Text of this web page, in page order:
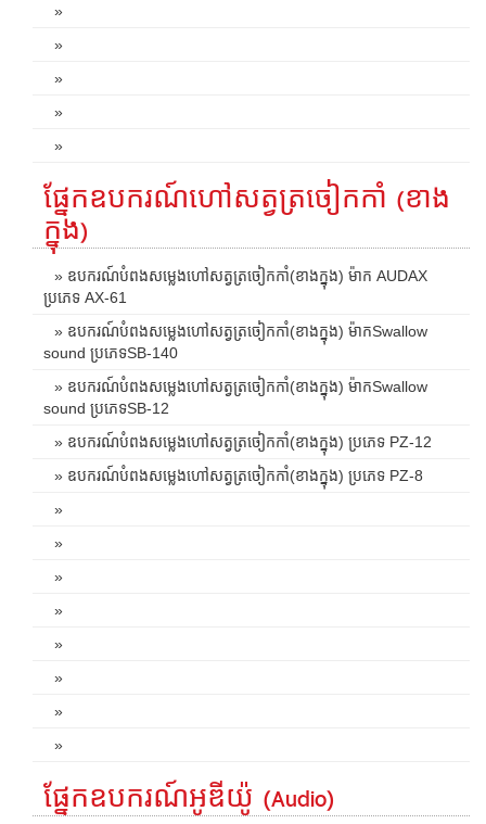
»
»
»
»
»
ផ្នែកឧបករណ៍ហៅសត្វត្រចៀកកាំ (ខាង
ក្នុង)
» ឧបករណ៍បំពងសម្លេងហៅសត្វត្រចៀកកាំ(ខាងក្នុង) ម៉ាក AUDAX
ប្រភេទ AX-61
» ឧបករណ៍បំពងសម្លេងហៅសត្វត្រចៀកកាំ(ខាងក្នុង) ម៉ាកSwallow
sound ប្រភេទSB-140
» ឧបករណ៍បំពងសម្លេងហៅសត្វត្រចៀកកាំ(ខាងក្នុង) ម៉ាកSwallow
sound ប្រភេទSB-12
» ឧបករណ៍បំពងសម្លេងហៅសត្វត្រចៀកកាំ(ខាងក្នុង) ប្រភេទ PZ-12
» ឧបករណ៍បំពងសម្លេងហៅសត្វត្រចៀកកាំ(ខាងក្នុង) ប្រភេទ PZ-8
»
»
»
»
»
»
»
»
ផ្នែកឧបករណ៍អូឌីយ៉ូ (Audio)